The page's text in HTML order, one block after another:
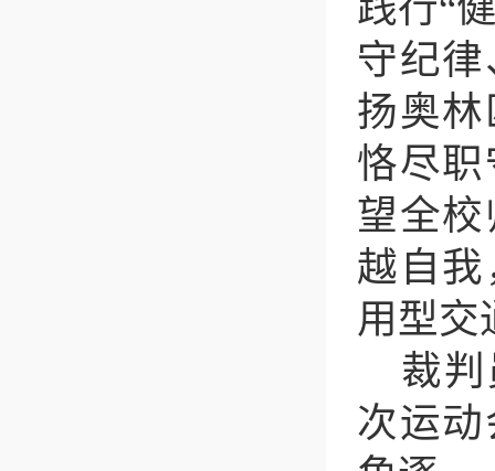
守纪
扬奥
恪尽
望全
越自
用型交
裁
次运